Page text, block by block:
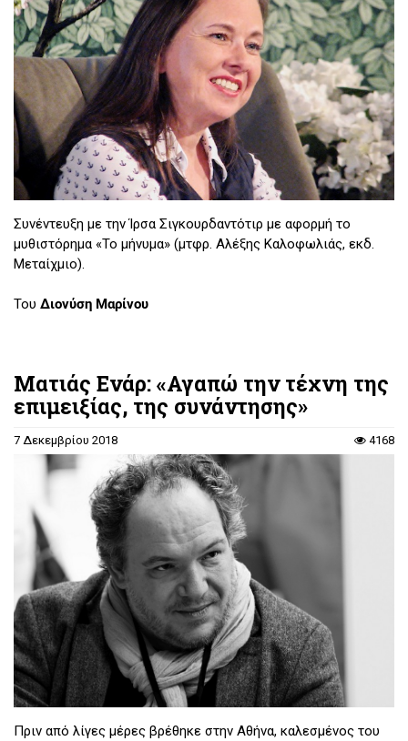
Συνέντευξη με την Ίρσα Σιγκουρδαντότιρ με αφορμή το
μυθιστόρημα «Το μήνυμα» (μτφρ. Αλέξης Καλοφωλιάς, εκδ.
Μεταίχμιο).
Του Διονύση Μαρίνου
Ματιάς Ενάρ: «Αγαπώ την τέχνη της
επιμειξίας, της συνάντησης»
7 Δεκεμβρίου 2018 4168
Πριν από λίγες μέρες βρέθηκε στην Αθήνα, καλεσμένος του